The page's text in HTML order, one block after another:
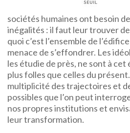
sociétés humaines ont besoin
inégalités : il faut leur trouver
quoi c’est l’ensemble de
menace de s’effondrer. Les
les étudie de près, ne sont à cet
plus folles que celles du
multiplicité des trajectoires et
possibles que l’on peut
nos propres institutions et
leur transformation.